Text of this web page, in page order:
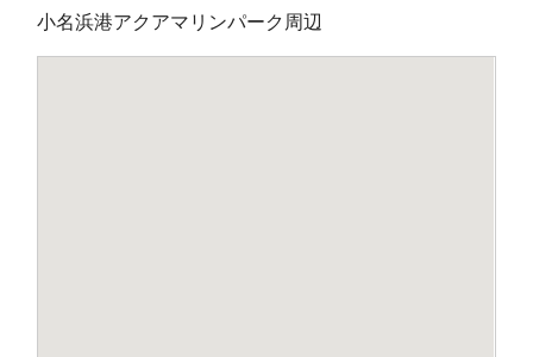
小名浜港アクアマリンパーク周辺